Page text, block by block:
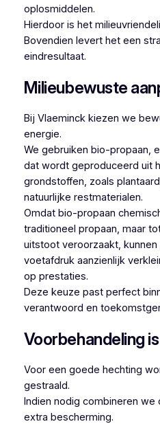
oplosmiddelen.
Hierdoor is het
Bovendien levert het een
eindresultaat.
Milieubewuste
Bij Vlaeminck kiezen we
energie.
We gebruiken bio-propaan,
dat wordt geproduceerd uit
grondstoffen, zoals
natuurlijke restmaterialen.
Omdat bio-propaan
traditioneel propaan, maar
uitstoot veroorzaakt,
voetafdruk aanzienlijk
op prestaties.
Deze keuze past perfect
verantwoord en
Voorbehandeling
Voor een goede hechting
gestraald.
Indien nodig combineren
extra bescherming.